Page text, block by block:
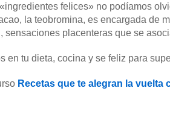
felices» no podíamos
la teobromina, es encargada de
placenteras que se
en tu dieta, cocina y se feliz para
Recetas que te alegran la